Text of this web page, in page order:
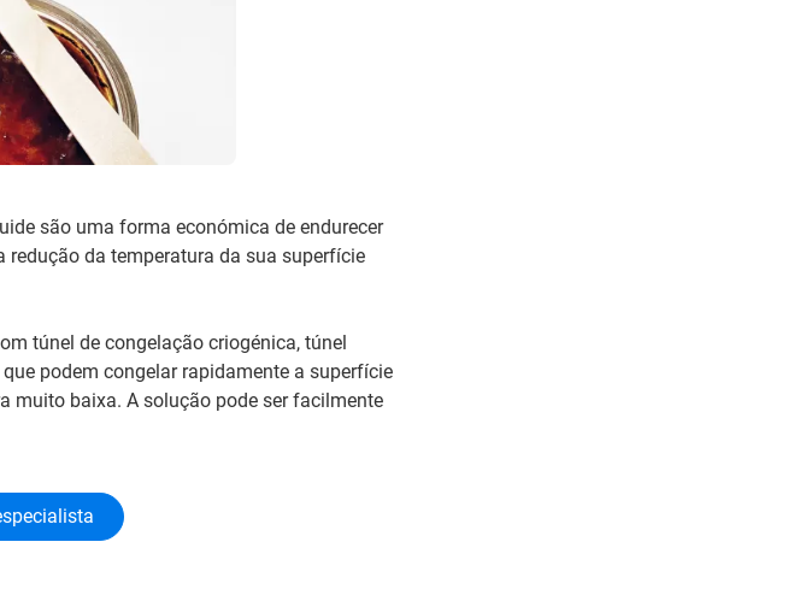
são uma forma económica de endurecer
da temperatura da sua superfície
túnel de congelação criogénica, túnel
podem congelar rapidamente a superfície
muito baixa. A solução pode ser facilmente